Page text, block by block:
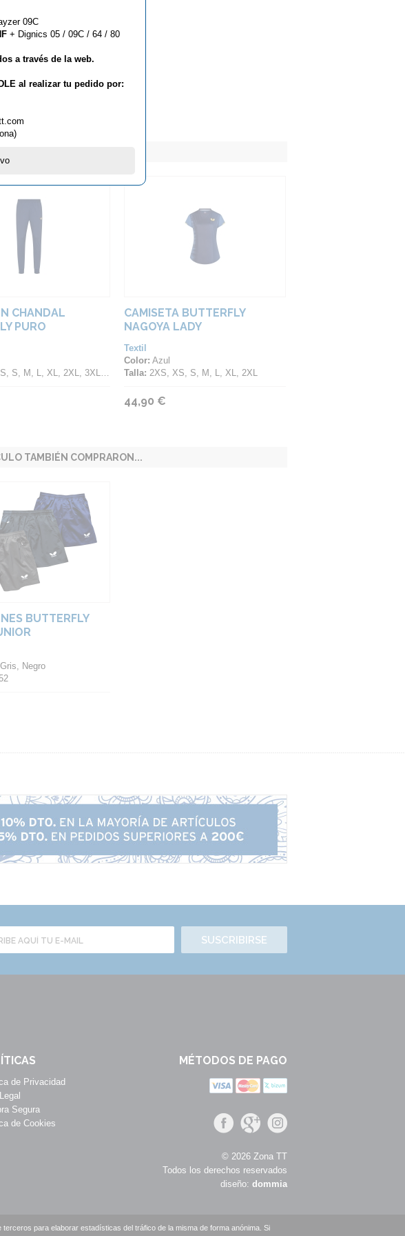
CHANDAL
PURO
S, M, L, XL, 2XL, 3XL, 4XL
CAMISETA BUTTERFLY
NAGOYA LADY
Textil
Color: Azul
Talla: 2XS, XS, S, M, L, XL, 2XL
44,90 €
TAMBIÉN COMPRARON...
BUTTERFLY
Negro
SUSCRIBIRSE
de Privacidad
Segura
de Cookies
MÉTODOS DE PAGO
© 2026 Zona TT
Todos los derechos reservados
diseño: dommia
para elaborar estadísticas del tráfico de la misma de forma anónima. Si
09C
+ Dignics 05 / 09C / 64 / 80
a través de la web.
al realizar tu pedido por: